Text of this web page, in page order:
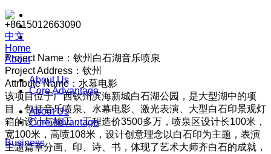
+8615012663090
中文
Home
About
About Us
Core Advantage
About Us
Core Advantage
Business
Project Name：钦州白石湖音乐喷泉
Project Address：钦州
Attribute Name：水幕电影
该项目位于广西钦州滨海新城白石湖公园，是大型湖中的项
目，包括音乐喷泉、水幕电影、激光表演、大型白石印景观灯
箱的设计与施工，工程造价3500多万，喷泉区设计长100米，
宽100米，高喷108米，设计创意理念以白石印为主题，表演
主题篇章分画、印、诗、书，体现了艺术大师齐白石的成就，